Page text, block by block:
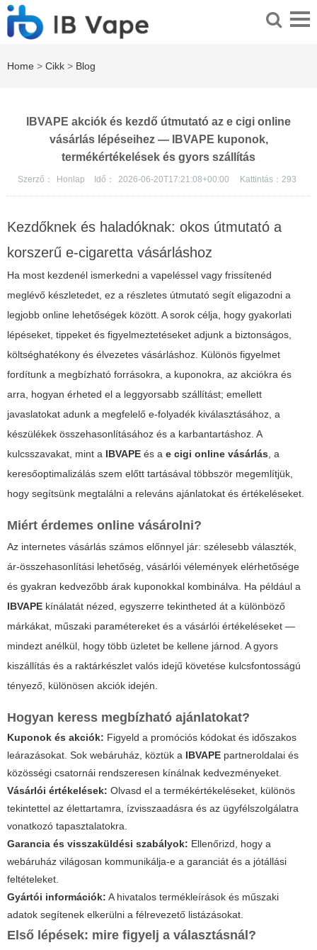
Home > Cikk > Blog
IBVAPE akciók és kezdő útmutató az e cigi online
vásárlás lépéseihez — IBVAPE kuponok,
termékértékelések és gyors szállítás
Szerző： Honlap Idő： 2026-06-20T17:21:08+00:00 Kattintás： 293
Kezdőknek és haladóknak: okos útmutató a
korszerű e-cigaretta vásárláshoz
Ha most kezdenél ismerkedni a vapeléssel vagy frissítenéd
meglévő készletedet, ez a részletes útmutató segít eligazodni a
legjobb online lehetőségek között. A sorok célja, hogy gyakorlati
lépéseket, tippeket és figyelmeztetéseket adjunk a biztonságos,
költséghatékony és élvezetes vásárláshoz. Különös figyelmet
fordítunk a megbízható forrásokra, a kuponokra, az akciókra és
arra, hogyan érheted el a leggyorsabb szállítást; emellett
javaslatokat adunk a megfelelő e-folyadék kiválasztásához, a
készülékek összehasonlításához és a karbantartáshoz. A
kulcsszavakat, mint a IBVAPE és a e cigi online vásárlás, a
keresőoptimalizálás szem előtt tartásával többször megemlítjük,
hogy segítsünk megtalálni a releváns ajánlatokat és értékeléseket.
Miért érdemes online vásárolni?
Az internetes vásárlás számos előnnyel jár: szélesebb választék,
ár-összehasonlítási lehetőség, vásárlói vélemények elérhetősége
és gyakran kedvezőbb árak kuponokkal kombinálva. Ha például a
IBVAPE kínálatát nézed, egyszerre tekintheted át a különböző
márkákat, műszaki paramétereket és a vásárlói értékeléseket —
mindezt anélkül, hogy több üzletet be kellene járnod. A gyors
kiszállítás és a raktárkészlet valós idejű követése kulcsfontosságú
tényező, különösen akciók idején.
Hogyan keress megbízható ajánlatokat?
Kuponok és akciók: Figyeld a promóciós kódokat és időszakos
leárazásokat. Sok webáruház, köztük a IBVAPE partneroldalai és
közösségi csatornái rendszeresen kínálnak kedvezményeket.
Vásárlói értékelések: Olvasd el a termékértékeléseket, különös
tekintettel az élettartamra, ízvisszaadásra és az ügyfélszolgálatra
vonatkozó tapasztalatokra.
Garancia és visszaküldési szabályok: Ellenőrizd, hogy a
webáruház világosan kommunikálja-e a garanciát és a jótállási
feltételeket.
Gyártói információk: A hivatalos termékleírások és műszaki
adatok segítenek elkerülni a félrevezető listázásokat.
Első lépések: mire figyelj a választásnál?